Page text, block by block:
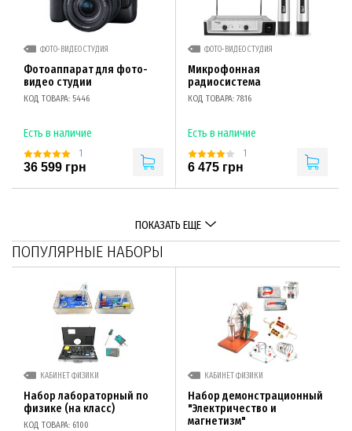
ФОТО-ВИДЕО СТУДИЯ
Фотоаппарат для фото-
видео студии
КОД ТОВАРА: 5446
Есть в наличие
1
36 599 грн
ФОТО-ВИДЕО СТУДИЯ
Микрофонная
радиосистема
КОД ТОВАРА: 7816
Есть в наличие
1
6 475 грн
ПОКАЗАТЬ ЕЩЕ
ПОПУЛЯРНЫЕ НАБОРЫ
КАБИНЕТ ФИЗИКИ
Набор лабораторный по
физике (на класс)
КОД ТОВАРА: 6100
КАБИНЕТ ФИЗИКИ
Набор демонстрационный
"Электричество и
магнетизм"